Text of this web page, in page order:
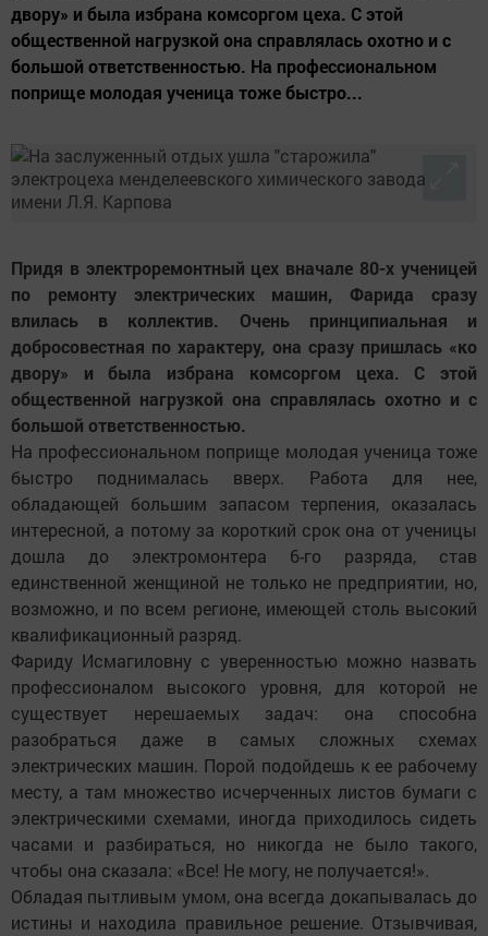
двору» и была избрана комсоргом цеха. С этой
общественной нагрузкой она справлялась охотно и с
большой ответственностью. На профессиональном
поприще молодая ученица тоже быстро...
Придя в электроремонтный цех вначале 80-х ученицей
по ремонту электрических машин, Фарида сразу
влилась в коллектив. Очень принципиальная и
добросовестная по характеру, она сразу пришлась «ко
двору» и была избрана комсоргом цеха. С этой
общественной нагрузкой она справлялась охотно и с
большой ответственностью.
На профессиональном поприще молодая ученица тоже
быстро поднималась вверх. Работа для нее,
обладающей большим запасом терпения, оказалась
интересной, а потому за короткий срок она от ученицы
дошла до электромонтера 6-го разряда, став
единственной женщиной не только не предприятии, но,
возможно, и по всем регионе, имеющей столь высокий
квалификационный разряд.
Фариду Исмагиловну с уверенностью можно назвать
профессионалом высокого уровня, для которой не
существует нерешаемых задач: она способна
разобраться даже в самых сложных схемах
электрических машин. Порой подойдешь к ее рабочему
месту, а там множество исчерченных листов бумаги с
электрическими схемами, иногда приходилось сидеть
часами и разбираться, но никогда не было такого,
чтобы она сказала: «Все! Не могу, не получается!».
Обладая пытливым умом, она всегда докапывалась до
истины и находила правильное решение. Отзывчивая,